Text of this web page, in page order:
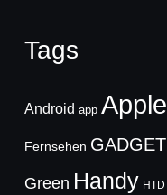
Tags
Android app Apple
Fernsehen GADGET
Green Handy HTD